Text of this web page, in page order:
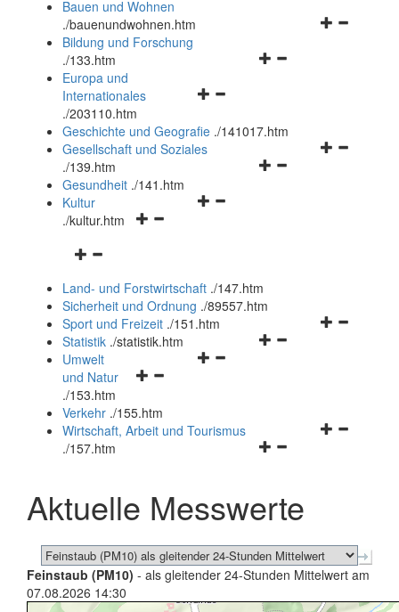
Bauen und Wohnen
./bauenundwohnen.htm
Navigationsmenü
Bildung und Forschung
./133.htm
Navigationsmenü
und
schließen
Europa und
Internationales
./203110.htm
Geschichte und Geografie ./141017.htm
Navigationsmenü
Gesellschaft und Soziales
./139.htm
Navigationsmenü
Gesundheit ./141.htm
Navigationsmenü
Kultur
./kultur.htm
Navigationsmenü
und
schließen
Land- und Forstwirtschaft ./147.htm
Sicherheit und Ordnung ./89557.htm
Navigationsmenü
Sport und Freizeit ./151.htm
Navigationsmenü
Statistik ./statistik.htm
Navigationsmenü
und
schließen
Umwelt
und Natur
./153.htm
Verkehr ./155.htm
Navigationsmenü
schließen
Wirtschaft, Arbeit und Tourismus
./157.htm
Aktuelle Messwerte
Feinstaub (PM10) - als gleitender 24-Stunden Mittelwert am
07.08.2026 14:30